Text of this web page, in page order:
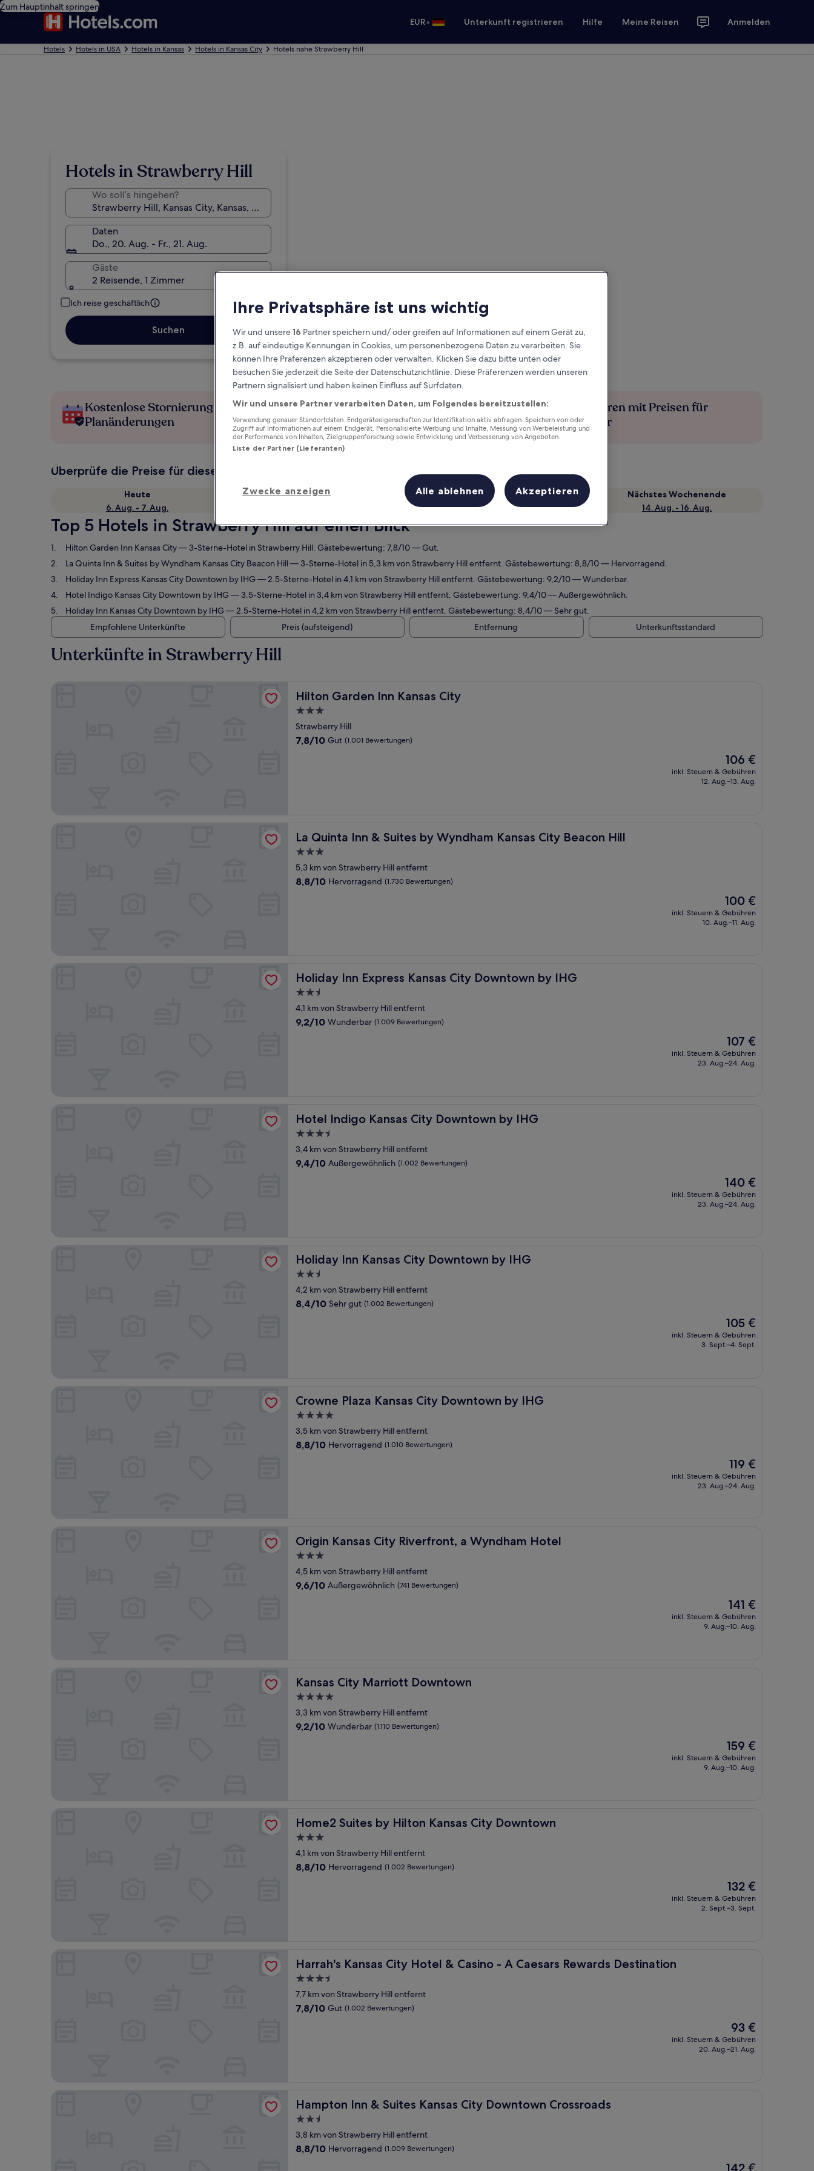
Zum Hauptinhalt springen
EUR• Unterkunft registrieren Hilfe Meine Reisen Anmelden
Hotels Hotels in USA Hotels in Kansas Hotels in Kansas City Hotels nahe Strawberry Hill
Hotels in Strawberry Hill
Wo soll’s hingehen?
Daten
Do., 20. Aug. - Fr., 21. Aug.
Gäste
2 Reisende, 1 Zimmer
Ich reise geschäftlich
Suchen
Kostenlose Stornierung bei
Planänderungen
Verdiene Prämien für jede
wahrgenommene Übernachtung
Mehr sparen mit Preisen für
Mitglieder
Überprüfe die Preise für diese Daten
Heute
6. Aug. - 7. Aug.
Morgen
Dieses Wochenende
7. Aug. - 9. Aug.
Nächstes Wochenende
14. Aug. - 16. Aug.
Top 5 Hotels in Strawberry Hill auf einen Blick
Hilton Garden Inn Kansas City— 3-Sterne-Hotel in Strawberry Hill. Gästebewertung: 7,8/10 — Gut.
La Quinta Inn & Suites by Wyndham Kansas City Beacon Hill— 3-Sterne-Hotel in 5,3 km von Strawberry Hill entfernt. Gästebewertung: 8,8/10 — Hervorragend.
Holiday Inn Express Kansas City Downtown by IHG— 2.5-Sterne-Hotel in 4,1 km von Strawberry Hill entfernt. Gästebewertung: 9,2/10 — Wunderbar.
Hotel Indigo Kansas City Downtown by IHG— 3.5-Sterne-Hotel in 3,4 km von Strawberry Hill entfernt. Gästebewertung: 9,4/10 — Außergewöhnlich.
Holiday Inn Kansas City Downtown by IHG— 2.5-Sterne-Hotel in 4,2 km von Strawberry Hill entfernt. Gästebewertung: 8,4/10 — Sehr gut.
Empfohlene Unterkünfte
Preis (aufsteigend) Entfernung Unterkunftsstandard
Unterkünfte in Strawberry Hill
Hilton Garden Inn Kansas City
Hilton Garden Inn Kansas City
3.0-
Sterne-
Unterkunft
Strawberry Hill
7.8
7,8/10 Gut (1.001 Bewertungen)
Der
Preis
beträgt
106 €
inkl. Steuern & Gebühren
12. Aug.–13. Aug.
La Quinta Inn & Suites by Wyndham Kansas City Beacon Hill
La Quinta Inn & Suites by Wyndham Kansas City Beacon Hill
3.0-
Sterne-
Unterkunft
5,3 km von Strawberry Hill entfernt
8.8
8,8/10 Hervorragend (1.730 Bewertungen)
Der
Preis
beträgt
100 €
inkl. Steuern & Gebühren
10. Aug.–11. Aug.
La Quinta Inn & Suites by Wyndham Kansas City Beacon Hill
Holiday Inn Express Kansas City Downtown by IHG
Holiday Inn Express Kansas City Downtown by IHG
2.5-
Sterne-
Unterkunft
4,1 km von Strawberry Hill entfernt
9.2
9,2/10 Wunderbar (1.009 Bewertungen)
Der
Preis
beträgt
107 €
inkl. Steuern & Gebühren
23. Aug.–24. Aug.
Holiday Inn Express Kansas City Downtown by IHG
Hotel Indigo Kansas City Downtown by IHG
Hotel Indigo Kansas City Downtown by IHG
3.5-
Sterne-
Unterkunft
3,4 km von Strawberry Hill entfernt
9.4
9,4/10 Außergewöhnlich (1.002 Bewertungen)
Der
Preis
beträgt
140 €
inkl. Steuern & Gebühren
23. Aug.–24. Aug.
Hotel Indigo Kansas City Downtown by IHG
Holiday Inn Kansas City Downtown by IHG
Holiday Inn Kansas City Downtown by IHG
2.5-
Sterne-
Unterkunft
4,2 km von Strawberry Hill entfernt
8.4
8,4/10 Sehr gut (1.002 Bewertungen)
Der
Preis
beträgt
105 €
inkl. Steuern & Gebühren
3. Sept.–4. Sept.
Crowne Plaza Kansas City Downtown by IHG
Crowne Plaza Kansas City Downtown by IHG
4.0-
Sterne-
Unterkunft
3,5 km von Strawberry Hill entfernt
8.8
8,8/10 Hervorragend (1.010 Bewertungen)
Der
Preis
beträgt
119 €
inkl. Steuern & Gebühren
23. Aug.–24. Aug.
Crowne Plaza Kansas City Downtown by IHG
Origin Kansas City Riverfront, a Wyndham Hotel
Origin Kansas City Riverfront, a Wyndham Hotel
3.0-
Sterne-
Unterkunft
4,5 km von Strawberry Hill entfernt
9.6
9,6/10 Außergewöhnlich (741 Bewertungen)
Der
Preis
beträgt
141 €
inkl. Steuern & Gebühren
9. Aug.–10. Aug.
Kansas City Marriott Downtown
Kansas City Marriott Downtown
4.0-
Sterne-
Unterkunft
3,3 km von Strawberry Hill entfernt
9.2
9,2/10 Wunderbar (1.110 Bewertungen)
Der
Preis
beträgt
159 €
inkl. Steuern & Gebühren
9. Aug.–10. Aug.
Kansas City Marriott Downtown
Home2 Suites by Hilton Kansas City Downtown
Home2 Suites by Hilton Kansas City Downtown
3.0-
Sterne-
Unterkunft
4,1 km von Strawberry Hill entfernt
8.8
8,8/10 Hervorragend (1.002 Bewertungen)
Der
Preis
beträgt
132 €
inkl. Steuern & Gebühren
2. Sept.–3. Sept.
Harrah's Kansas City Hotel & Casino - A Caesars Rewards Destination
Harrah's Kansas City Hotel & Casino - A Caesars Rewards Destination
3.5-
Sterne-
Unterkunft
7,7 km von Strawberry Hill entfernt
7.8
7,8/10 Gut (1.002 Bewertungen)
Der
Preis
beträgt
93 €
inkl. Steuern & Gebühren
20. Aug.–21. Aug.
Harrah's Kansas City Hotel & Casino - A Caesars Rewards Destination
Hampton Inn & Suites Kansas City Downtown Crossroads
Hampton Inn & Suites Kansas City Downtown Crossroads
2.5-
Sterne-
Unterkunft
3,8 km von Strawberry Hill entfernt
8.8
8,8/10 Hervorragend (1.009 Bewertungen)
Der
142 €
Hampton Inn & Suites Kansas City Downtown Crossroads
Ihre Privatsphäre ist uns wichtig
Wir und unsere16 Partner speichern und/ oder greifen auf Informationen auf einem Gerät zu,
z.B. auf eindeutige Kennungen in Cookies, um personenbezogene Daten zu verarbeiten. Sie
können Ihre Präferenzen akzeptieren oder verwalten. Klicken Sie dazu bitte unten oder
besuchen Sie jederzeit die Seite der Datenschutzrichtlinie. Diese Präferenzen werden unseren
Partnern signalisiert und haben keinen Einfluss auf Surfdaten.
Wir und unsere Partner verarbeiten Daten, um Folgendes bereitzustellen:
Verwendung genauer Standortdaten. Endgeräteeigenschaften zur Identifikation aktiv abfragen. Speichern von oder
Zugriff auf Informationen auf einem Endgerät. Personalisierte Werbung und Inhalte, Messung von Werbeleistung und
der Performance von Inhalten, Zielgruppenforschung sowie Entwicklung und Verbesserung von Angeboten.
Liste der Partner (Lieferanten)
Zwecke anzeigen Alle ablehnen Akzeptieren